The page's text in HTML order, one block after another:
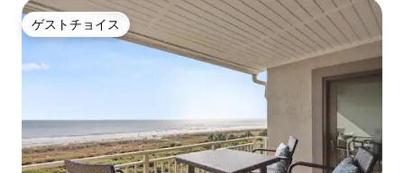
ゲストチョイス
ゲストチョイス